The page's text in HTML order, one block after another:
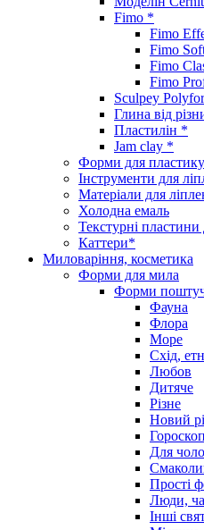
Fimo *
Fimo
Fimo
Fimo
Fimo
Sculpey
Глина від
Пластилін *
Jam clay *
Форми для пластику
Інструменти для
Матеріали для
Холодна емаль
Текстурні
Каттери*
Миловаріння, косметика
Форми для мила
Форми
Фауна
Флора
Море
Схід,
Любов
Дитяче
Різне
Новий
Для
Прості
Люди,
Інші